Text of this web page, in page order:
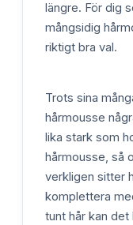
längre. För dig
mångsidig
riktigt bra val.
Trots sina
hårmousse
lika stark som
hårmousse, så
verkligen sitter
komplettera
tunt hår kan